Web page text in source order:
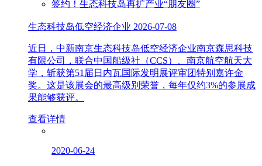
签约！生态科技岛再扩产业“朋友圈”
生态科技岛低空经济企业 2026-07-08
近日，中新南京生态科技岛低空经济企业南京森思科技
有限公司，联合中国船级社（CCS）、南京航空航天大
学，斩获第51届日内瓦国际发明展评审团特别嘉许金
奖。这是该展会的最高级别荣誉，每年仅约3%的参展成
果能够获评。
查看详情
2020-06-24